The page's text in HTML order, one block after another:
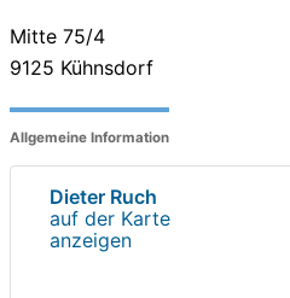
Mitte 75/4
9125 Kühnsdorf
Allgemeine Information
Dieter Ruch
auf der Karte
anzeigen